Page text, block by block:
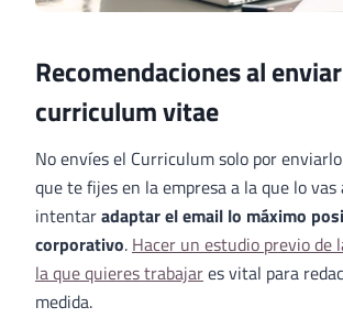
Recomendaciones al
curriculum vitae
No envíes el Curriculum solo por
que te fijes en la empresa a la que lo
intentaradaptar el email lo máximo
corporativo. Hacer un estudio previo de
la que quieres trabajares vital para
medida.